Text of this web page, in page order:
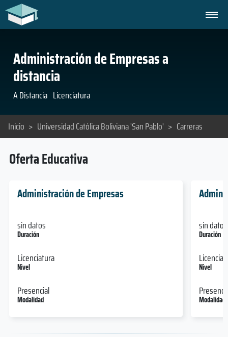
Administración de Empresas a
distancia
A Distancia Licenciatura
Inicio > Universidad Católica Boliviana 'San Pablo' > Carreras
Oferta Educativa
Administración de Empresas
sin datos
Duración
Licenciatura
Nivel
Presencial
Modalidad
sin datos
Duración
Nivel
Modalidad